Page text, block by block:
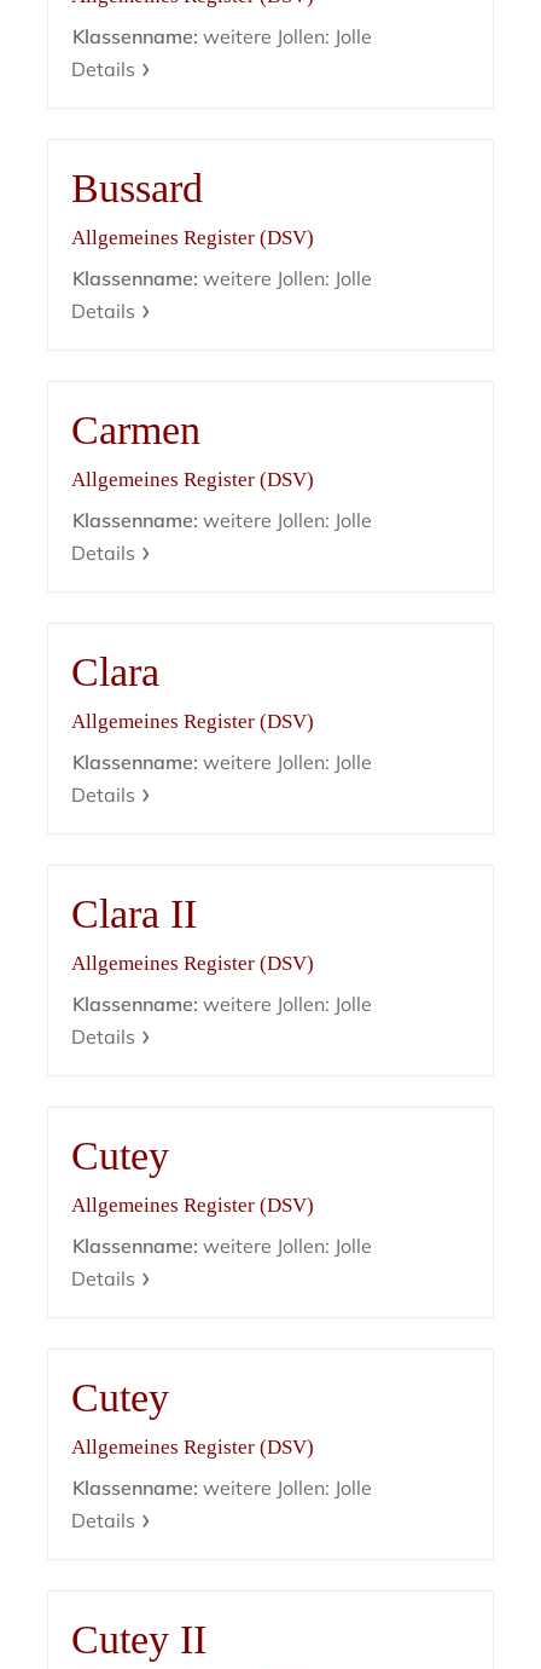
Klassenname: weitere Jollen: Jolle
Details
Bussard
Allgemeines Register (DSV)
Klassenname: weitere Jollen: Jolle
Details
Carmen
Allgemeines Register (DSV)
Klassenname: weitere Jollen: Jolle
Details
Clara
Allgemeines Register (DSV)
Klassenname: weitere Jollen: Jolle
Details
Clara II
Allgemeines Register (DSV)
Klassenname: weitere Jollen: Jolle
Details
Cutey
Allgemeines Register (DSV)
Klassenname: weitere Jollen: Jolle
Details
Cutey
Allgemeines Register (DSV)
Klassenname: weitere Jollen: Jolle
Details
Cutey II